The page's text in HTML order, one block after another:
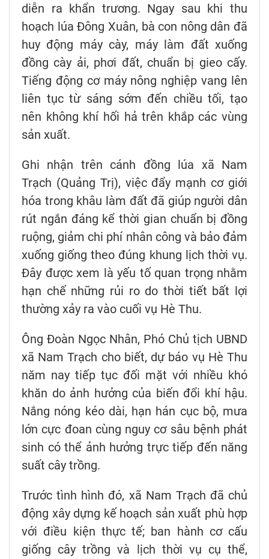
diễn ra khẩn trương. Ngay sau khi thu
hoạch lúa Đông Xuân, bà con nông dân đã
huy động máy cày, máy làm đất xuống
đồng cày ải, phơi đất, chuẩn bị gieo cấy.
Tiếng động cơ máy nông nghiệp vang lên
liên tục từ sáng sớm đến chiều tối, tạo
nên không khí hối hả trên khắp các vùng
sản xuất.
Ghi nhận trên cánh đồng lúa xã Nam
Trạch (Quảng Trị), việc đẩy mạnh cơ giới
hóa trong khâu làm đất đã giúp người dân
rút ngắn đáng kể thời gian chuẩn bị đồng
ruộng, giảm chi phí nhân công và bảo đảm
xuống giống theo đúng khung lịch thời vụ.
Đây được xem là yếu tố quan trọng nhằm
hạn chế những rủi ro do thời tiết bất lợi
thường xảy ra vào cuối vụ Hè Thu.
Ông Đoàn Ngọc Nhân, Phó Chủ tịch UBND
xã Nam Trạch cho biết, dự báo vụ Hè Thu
năm nay tiếp tục đối mặt với nhiều khó
khăn do ảnh hưởng của biến đổi khí hậu.
Nắng nóng kéo dài, hạn hán cục bộ, mưa
lớn cực đoan cùng nguy cơ sâu bệnh phát
sinh có thể ảnh hưởng trực tiếp đến năng
suất cây trồng.
Trước tình hình đó, xã Nam Trạch đã chủ
động xây dựng kế hoạch sản xuất phù hợp
với điều kiện thực tế; ban hành cơ cấu
giống cây trồng và lịch thời vụ cụ thể,